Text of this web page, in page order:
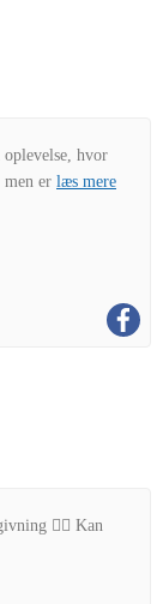
oplevelse, hvor
men er læs mere
👌🏼 Kan